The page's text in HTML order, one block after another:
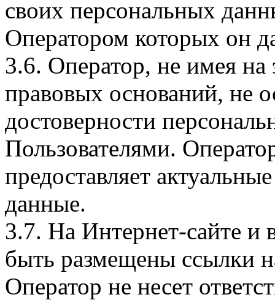
своих персональных
Оператором которых он
3.6. Оператор, не имея
правовых оснований, не
достоверности
Пользователями.
предоставляет
данные.
3.7. На Интернет-сайте
быть размещены ссылки
Оператор не несет